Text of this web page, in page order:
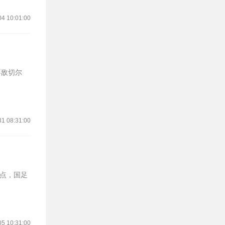
10:01:00
08:31:00
，国足
10:31:00